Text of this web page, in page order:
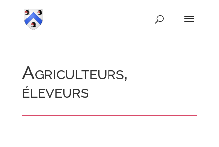
Agriculteurs,
éleveurs